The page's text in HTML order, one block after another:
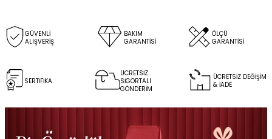
GÜVENLİ
ALIŞVERİŞ
BAKIM
GARANTİSİ
ÖLÇÜ
GARANTİSİ
SERTİFİKA
ÜCRETSİZ
SİGORTALI
GÖNDERİM
ÜCRETSİZ DEĞİŞİM
& İADE